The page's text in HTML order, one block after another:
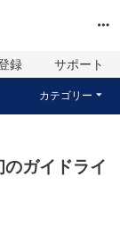
録 サポート
カテゴリー
ガイドライ